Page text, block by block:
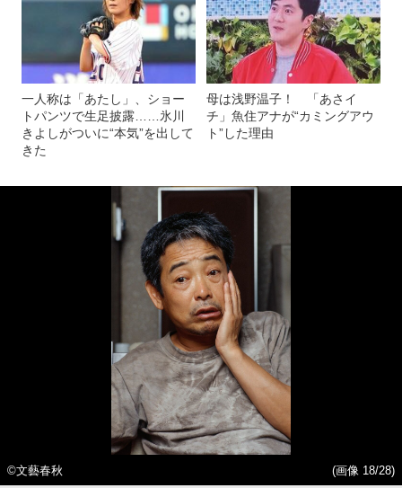
一人称は「あたし」、ショー
トパンツで生足披露……氷川
きよしがついに“本気”を出して
きた
母は浅野温子！ 「あさイ
チ」魚住アナが“カミングアウ
ト”した理由
©️文藝春秋
(画像 18/28)